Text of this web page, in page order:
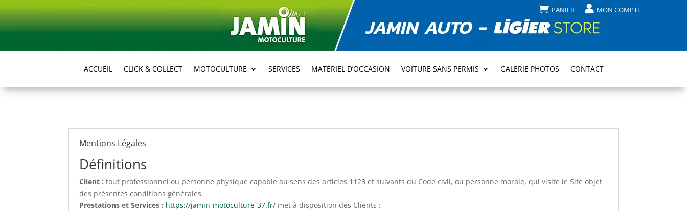
 PANIER  MON COMPTE
ACCUEIL CLICK & COLLECT MOTOCULTURE SERVICES MATÉRIEL D’OCCASION VOITURE SANS PERMIS GALERIE PHOTOS CONTACT
Mentions Légales
Définitions
Client : tout professionnel ou personne physique capable au sens des articles 1123 et suivants du Code civil, ou personne morale, qui visite le Site objet
des présentes conditions générales.
Prestations et Services : https://jamin-motoculture-37.fr/ met à disposition des Clients :